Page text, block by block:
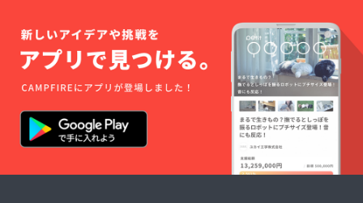
了承く
ださ
い。 ※
受付順
に搭乗
いただ
きます
ので、
列に並
んでい
ただく
必要が